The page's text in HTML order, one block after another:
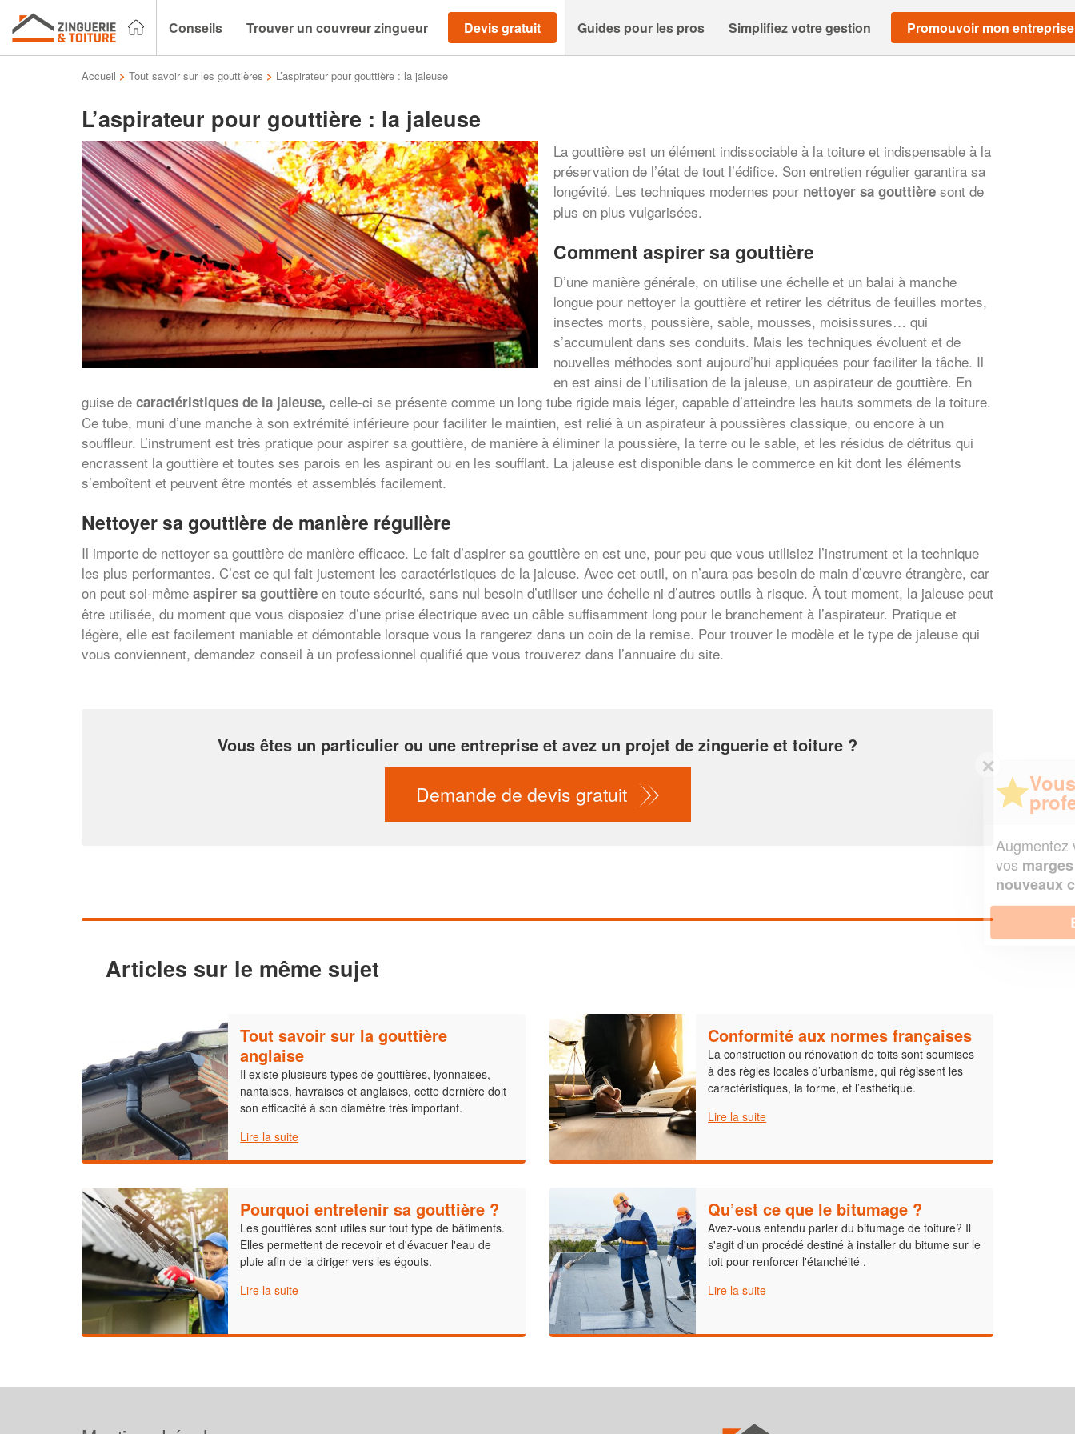
Conseils Trouver un couvreur zingueur Devis gratuit Guides pour les pros Simplifiez votre gestion Promouvoir mon entreprise
Accueil > Tout savoir sur les gouttières > L’aspirateur pour gouttière : la jaleuse
L’aspirateur pour gouttière : la jaleuse
La gouttière est un élément indissociable à la toiture et indispensable à la
préservation de l’état de tout l’édifice. Son entretien régulier garantira sa
longévité. Les techniques modernes pour nettoyer sa gouttière sont de
plus en plus vulgarisées.
Comment aspirer sa gouttière
D’une manière générale, on utilise une échelle et un balai à manche
longue pour nettoyer la gouttière et retirer les détritus de feuilles mortes,
insectes morts, poussière, sable, mousses, moisissures… qui
s’accumulent dans ses conduits. Mais les techniques évoluent et de
nouvelles méthodes sont aujourd’hui appliquées pour faciliter la tâche. Il
en est ainsi de l’utilisation de la jaleuse, un aspirateur de gouttière. En
guise de caractéristiques de la jaleuse, celle-ci se présente comme un long tube rigide mais léger, capable d’atteindre les hauts sommets de la toiture.
Ce tube, muni d’une manche à son extrémité inférieure pour faciliter le maintien, est relié à un aspirateur à poussières classique, ou encore à un
souffleur. L’instrument est très pratique pour aspirer sa gouttière, de manière à éliminer la poussière, la terre ou le sable, et les résidus de détritus qui
encrassent la gouttière et toutes ses parois en les aspirant ou en les soufflant. La jaleuse est disponible dans le commerce en kit dont les éléments
s’emboîtent et peuvent être montés et assemblés facilement.
Nettoyer sa gouttière de manière régulière
Il importe de nettoyer sa gouttière de manière efficace. Le fait d’aspirer sa gouttière en est une, pour peu que vous utilisiez l’instrument et la technique
les plus performantes. C’est ce qui fait justement les caractéristiques de la jaleuse. Avec cet outil, on n’aura pas besoin de main d’œuvre étrangère, car
on peut soi-même aspirer sa gouttière en toute sécurité, sans nul besoin d’utiliser une échelle ni d’autres outils à risque. À tout moment, la jaleuse peut
être utilisée, du moment que vous disposiez d’une prise électrique avec un câble suffisamment long pour le branchement à l’aspirateur. Pratique et
légère, elle est facilement maniable et démontable lorsque vous la rangerez dans un coin de la remise. Pour trouver le modèle et le type de jaleuse qui
vous conviennent, demandez conseil à un professionnel qualifié que vous trouverez dans l’annuaire du site.
Vous êtes un particulier ou une entreprise et avez un projet de zinguerie et toiture ?
Demande de devis gratuit
Articles sur le même sujet
Tout savoir sur la gouttière
anglaise
Il existe plusieurs types de gouttières, lyonnaises,
nantaises, havraises et anglaises, cette dernière doit
son efficacité à son diamètre très important.
Lire la suite
Conformité aux normes françaises
La construction ou rénovation de toits sont soumises
à des règles locales d’urbanisme, qui régissent les
caractéristiques, la forme, et l’esthétique.
Lire la suite
Pourquoi entretenir sa gouttière ?
Les gouttières sont utiles sur tout type de bâtiments.
Elles permettent de recevoir et d'évacuer l'eau de
pluie afin de la diriger vers les égouts.
Lire la suite
Qu’est ce que le bitumage ?
Avez-vous entendu parler du bitumage de toiture? Il
s'agit d'un procédé destiné à installer du bitume sur le
toit pour renforcer l'étanchéité .
Lire la suite
chiffre d'affaireset
tout en gagnant de
En savoir plus